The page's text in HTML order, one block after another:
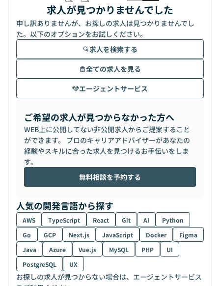
求人が見つかりませんでした
申し訳ありませんが、お探しの求人は見つかりませんでし
た。以下のオプションをお試しください。
求人を検索する
全ての求人を見る
エージェントサービス
ご希望の求人が見つからなかった方へ
WEB上に公開してない非公開求人からご提案すること
ができます。 プロのキャリアアドバイザーがあなたの
経験やスキルに合った求人を見つけるお手伝いをしま
す。
無料相談を予約する
人気の開発言語から探す
AWS TypeScript React Git AI
Python
Go
GCP Next.js JavaScript Docker
Figma
Java
Azure Vue.js MySQL PHP
UI
PostgreSQL
UX
お探しの求人が見つからない場合は、エージェントサービス